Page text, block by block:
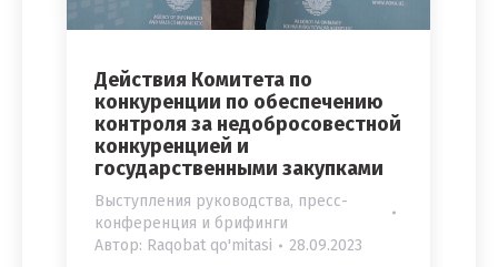
Действия Комитета по
конкуренции по обеспечению
контроля за недобросовестной
конкуренцией и
государственными закупками
Выступления руководства, пресс-
конференция и брифинги
Автор: Raqobat qo'mitasi 28.09.2023